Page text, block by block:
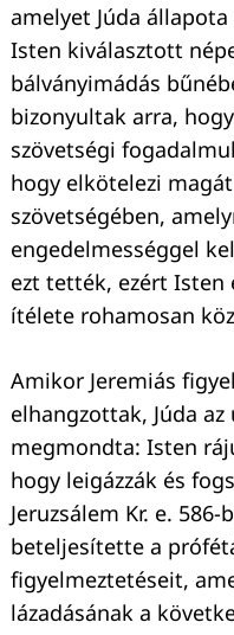
amelyet Júda
Isten kiválasztott
bálványimádás
bizonyultak arra,
szövetségi
hogy elkötelezi
szövetségében,
engedelmességgel
ezt tették, ezért Isten
ítélete rohamosan
Amikor Jeremiás
elhangzottak, Júda
megmondta: Isten
hogy leigázzák és
Jeruzsálem Kr. e.
beteljesítette a
figyelmeztetéseit,
lázadásának a
Keresés: